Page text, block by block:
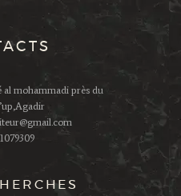
mohammadi près du